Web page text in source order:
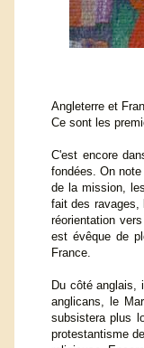
Angleterre et
Ce sont les
C'est encore
fondées. On
de la mission,
fait des ravages,
réorientation
est évêque de
France.
Du côté anglais,
anglicans, le
subsistera plus
protestantisme